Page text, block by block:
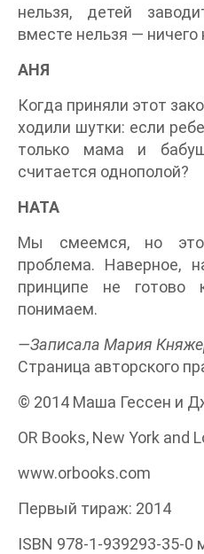
нельзя, детей
вместе нельзя — ничего
АНЯ
Когда приняли этот
ходили шутки: если
только мама и
считается однополой?
НАТА
Мы смеемся, но это,
проблема. Наверное,
принципе не
понимаем.
—Записала Мария
Страница авторского
© 2014 Маша Гессен и
OR Books, New York and
www.orbooks.com
Первый тираж: 2014
ISBN 978-1-939293-35-0